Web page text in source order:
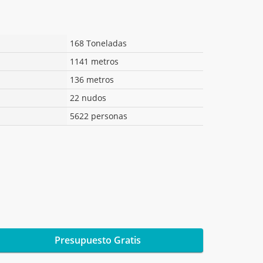
168 Toneladas
1141 metros
136 metros
22 nudos
5622 personas
Presupuesto Gratis